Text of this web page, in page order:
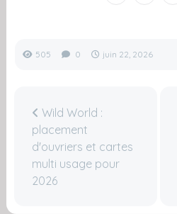
505 0 juin 22, 2026
Wild World :
placement
d'ouvriers et cartes
multi usage pour
2026